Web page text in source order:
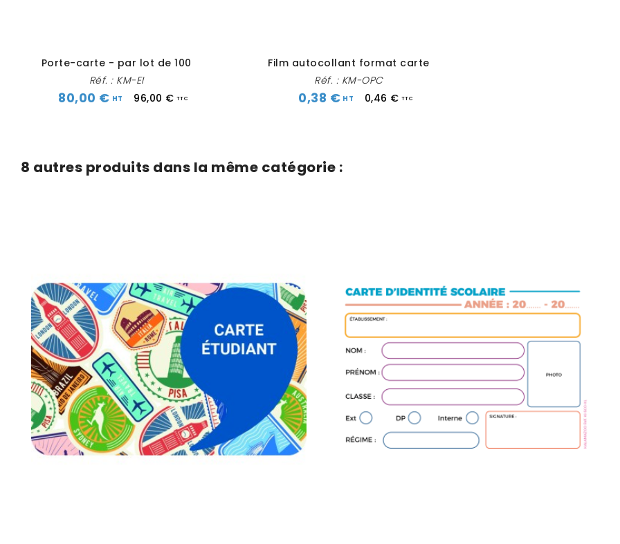
Porte-carte - par lot de 100
Réf. : KM-EI
80,00 € 96,00 €
Film autocollant format carte
Réf. : KM-OPC
0,38 € 0,46 €
8 autres produits dans la même catégorie :